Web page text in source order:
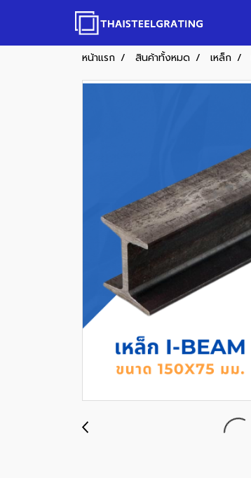
หน้าแรก สินค้าทั้งหมด เหล็ก